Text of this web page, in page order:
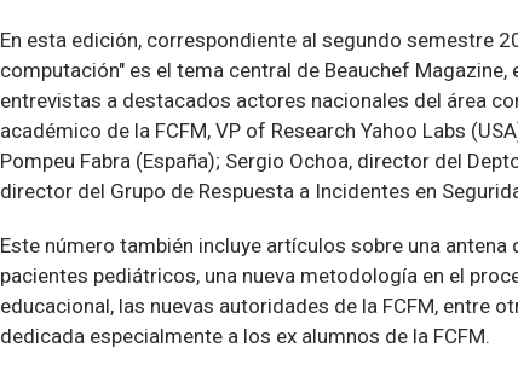
En esta edición, correspondiente al segundo semestre
computación" es el tema central de Beauchef
entrevistas a destacados actores nacionales del área
académico de la FCFM, VP of Research Yahoo Labs
Pompeu Fabra (España); Sergio Ochoa, director del
director del Grupo de Respuesta a Incidentes en
Este número también incluye artículos sobre una
pacientes pediátricos, una nueva metodología en el
educacional, las nuevas autoridades de la FCFM, entre
dedicada especialmente a los ex alumnos de la FCFM.